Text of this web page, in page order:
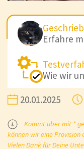
Erfahre
Wie wir
20.01.2025
Kommt über mit *
können wir eine
Vielen Dank für Deine